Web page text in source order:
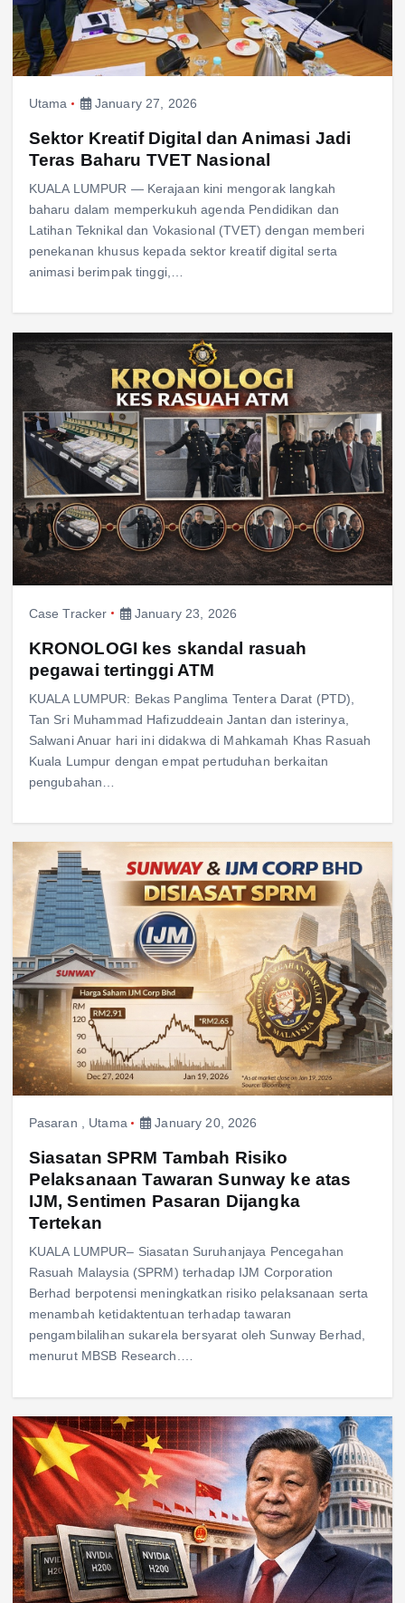
Utama January 27, 2026
Sektor Kreatif Digital dan Animasi Jadi
Teras Baharu TVET Nasional
KUALA LUMPUR — Kerajaan kini mengorak langkah
baharu dalam memperkukuh agenda Pendidikan dan
Latihan Teknikal dan Vokasional (TVET) dengan memberi
penekanan khusus kepada sektor kreatif digital serta
animasi berimpak tinggi,…
Case Tracker January 23, 2026
KRONOLOGI kes skandal rasuah
pegawai tertinggi ATM
KUALA LUMPUR: Bekas Panglima Tentera Darat (PTD),
Tan Sri Muhammad Hafizuddeain Jantan dan isterinya,
Salwani Anuar hari ini didakwa di Mahkamah Khas Rasuah
Kuala Lumpur dengan empat pertuduhan berkaitan
pengubahan…
Pasaran Utama January 20, 2026
Siasatan SPRM Tambah Risiko
Pelaksanaan Tawaran Sunway ke atas
IJM, Sentimen Pasaran Dijangka
Tertekan
KUALA LUMPUR– Siasatan Suruhanjaya Pencegahan
Rasuah Malaysia (SPRM) terhadap IJM Corporation
Berhad berpotensi meningkatkan risiko pelaksanaan serta
menambah ketidaktentuan terhadap tawaran
pengambilalihan sukarela bersyarat oleh Sunway Berhad,
menurut MBSB Research.…